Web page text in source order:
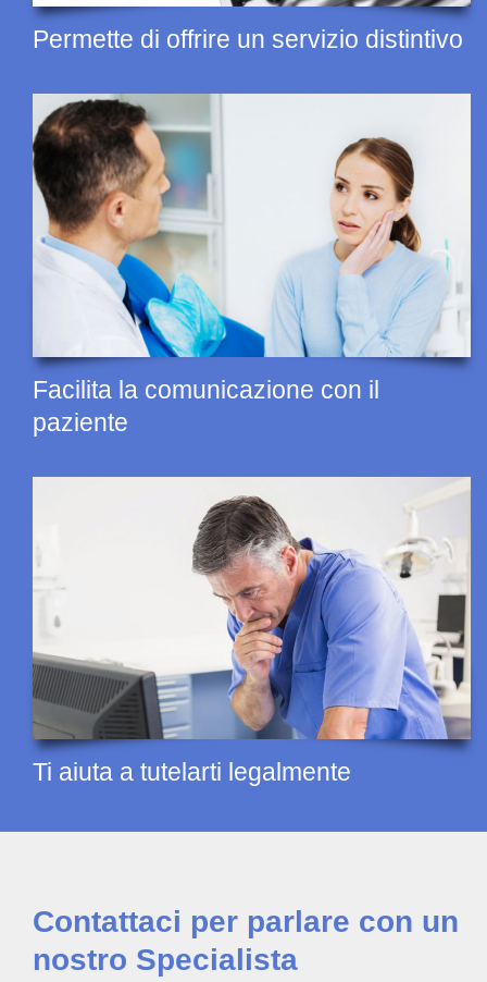
Permette di offrire un servizio distintivo
Facilita la comunicazione con il
paziente
Ti aiuta a tutelarti legalmente
Contattaci per parlare con un
nostro Specialista